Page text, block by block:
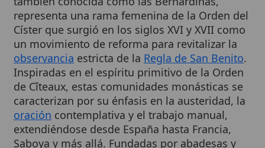
Císter que surgió en los siglos XVI y XVII como
un movimiento de reforma para revitalizar la
observancia estricta de laRegla de San Benito.
Inspiradas en el espíritu primitivo de la Orden
de Cîteaux, estas comunidades monásticas se
caracterizan por su énfasis en la austeridad, la
oracióncontemplativa y el trabajo manual,
extendiéndose desde España hasta Francia,
Saboya y más allá. Fundadas por abadesas y
religiosas visionarias, las Bernardinas
combinan latradicióncisterciense con
adaptaciones locales, promoviendo una vida